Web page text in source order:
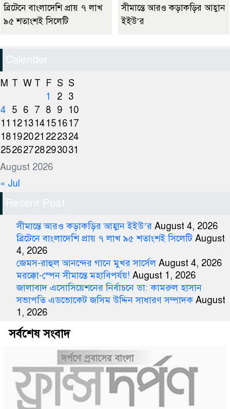
ব্রিটেনে বাংলাদেশি প্রায় ৭ লাখ
৯৫ শতাংশই সিলেটি
সীমান্তে আরও কড়াকড়ির আহ্বান
ইইউ’র
Calender
August 2026
M T W T F S S
1
2 3
4 5 6 7 8 9
10
11 121314151617
18192021 222324
25262728293031
« Jul
Recent Post
সীমান্তে আরও কড়াকড়ির আহ্বান ইইউ’র August 4, 2026
ব্রিটেনে বাংলাদেশি প্রায় ৭ লাখ ৯৫ শতাংশই সিলেটি August
4, 2026
জেমস-রাহুল আনন্দের গানে মুখর সার্সেল August 4, 2026
মরক্কো-স্পেন সীমান্তে মহাবিপর্যয়! August 1, 2026
জালাবাদ এসোসিয়েশনের নির্বাচনে ডা: কামরুল হাসান
সভাপতি এডভোকেট জসিম উদ্দিন সাধারণ সম্পাদক August
1, 2026
সর্বশেষ সংবাদ